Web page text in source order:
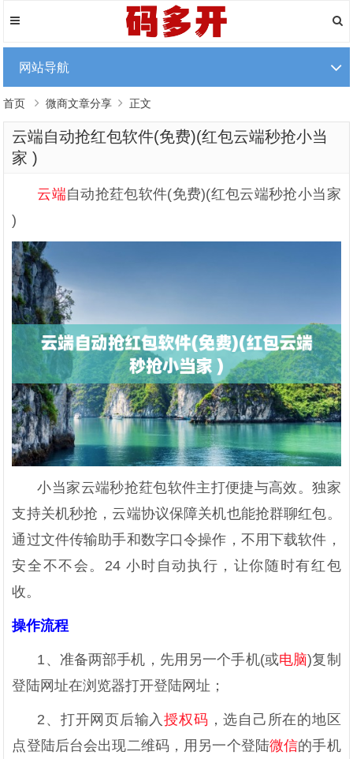
网站导航
首页 微商文章分享 正文
云端自动抢红包软件(免费)(红包云端秒抢小当
家 )
云端自动抢荭包软件(免费)(红包云端秒抢小当家
)
小当家云端秒抢荭包软件主打便捷与高效。独家
支持关机秒抢，云端协议保障关机也能抢群聊红包。
通过文件传输助手和数字口令操作，不用下载软件，
安全不不会。24 小时自动执行，让你随时有红包
收。
操作流程
1、准备两部手机，先用另一个手机(或电脑)复制
登陆网址在浏览器打开登陆网址；
2、打开网页后输入授权码 ，选自己所在的地区
点登陆后台会出现二维码，用另一个登陆微信的手机